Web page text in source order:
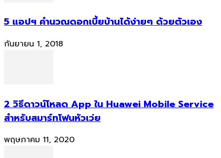
5 แอปฯ คำนวณดอกเบี้ยบ้านได้ง่ายๆ ด้วยตัวเอง
กันยายน 1, 2018
2 วิธีดาวน์โหลด App ใน Huawei Mobile Service
สำหรับสมาร์ทโฟนหัวเว่ย
พฤษภาคม 11, 2020